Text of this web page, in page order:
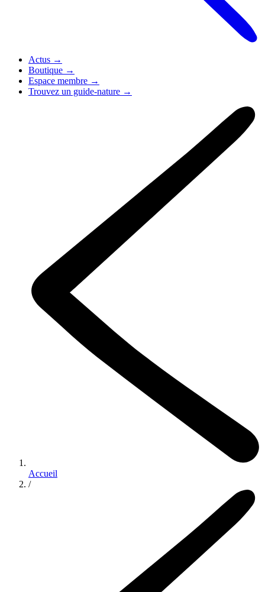
Actus →
Boutique →
Espace membre →
Trouvez un guide-nature →
Accueil
/